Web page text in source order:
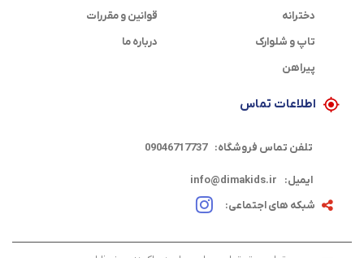
دخترانه
تاپ و شلوارک
پیراهن
قوانین و مقررات
درباره ما
اطلاعات تماس
تلفن تماس فروشگاه: 09046717737
ایمیل:
info@dimakids.ir
شبکه های اجتماعی: